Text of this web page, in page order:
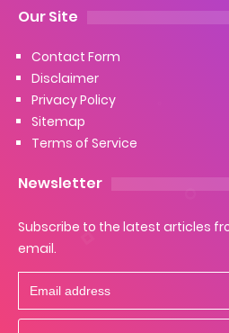
Our Site
Contact Form
Disclaimer
Privacy Policy
Sitemap
Terms of Service
Newsletter
Subscribe to the latest articles
email.